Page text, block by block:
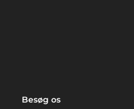
Besøg os